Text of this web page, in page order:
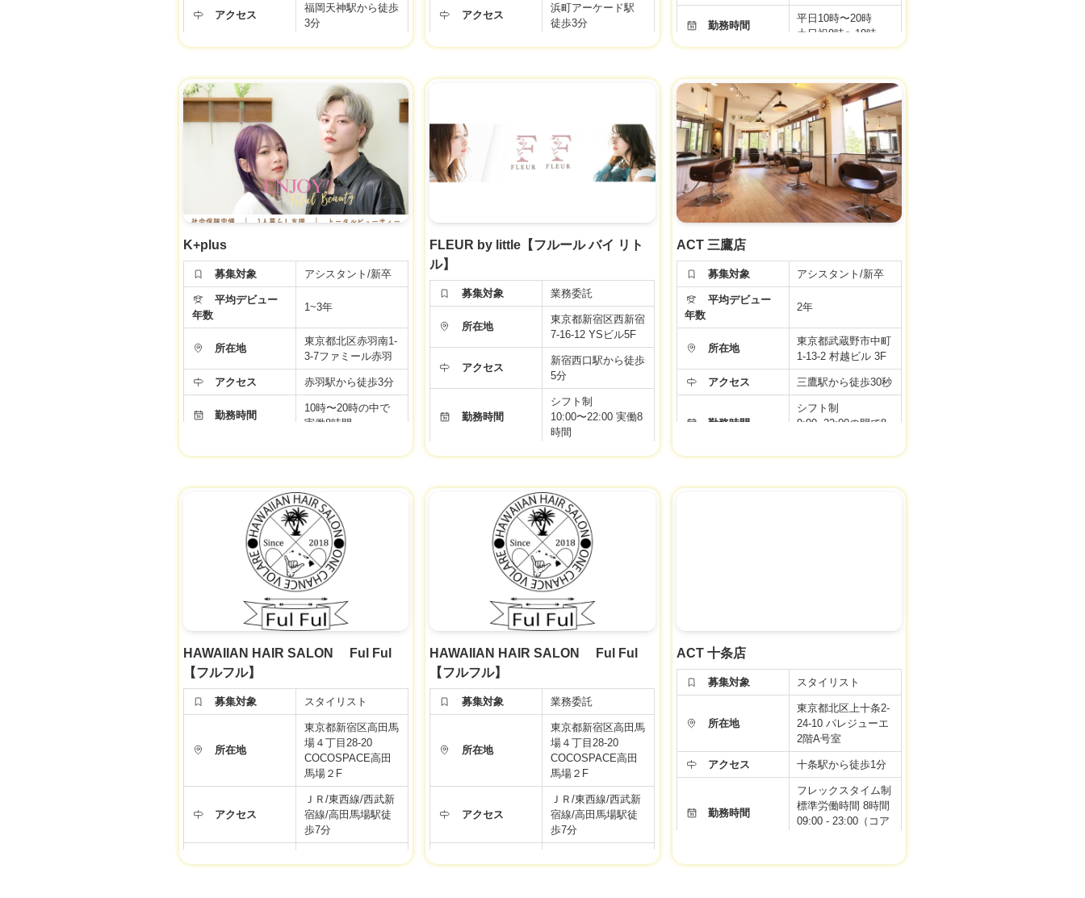
アクセス
福岡天神駅から徒歩
3分
勤務時間 9時〜21時 自由
年間休日 101日
給与
25万円（指名40％
還元）（店販15％）
福利厚生 社会保険完備
労働条件などの内容が最新ではない場合があります。
面接時、事業者様に改めてご確認ください。
アクセス
浜町アーケード駅
徒歩3分
10時〜19時（所定
福利厚生 社会保険完備
労働条件などの内容が最新ではない場合があります。
面接時、事業者様に改めてご確認ください。
勤務時間
平日10時〜20時
土日祝9時〜19時
給与
基本給22万〜＋歩合
福利厚生 社会保険完備
労働条件などの内容が最新ではない場合があります。
面接時、事業者様に改めてご確認ください。
K+plus
募集対象 アシスタント/新卒
平均デビュー
年数
1~3年
所在地
東京都北区赤羽南1-
3-7ファミール赤羽
アクセス 赤羽駅から徒歩3分
勤務時間
10時〜20時の中で
実働8時間
年間休日
給与 21万円
福利厚生
社会保険完備
産前・産後休暇
育児休暇
社宅・家賃補助制度
労働条件などの内容が最新ではない場合があります。
面接時、事業者様に改めてご確認ください。
FLEUR by little【フルール バイ リト
ル】
募集対象 業務委託
所在地
東京都新宿区西新宿
7-16-12 YSビル5F
アクセス
新宿西口駅から徒歩
5分
勤務時間
シフト制
10:00〜22:00 実働8
時間
自由出勤制
働き方はあなた次
第！
<完全歩合>
フリー:40%〜45%
指名 :50%
面貸し:60%
福利厚生
業務委託のため対象
外
面接時、事業者様に改めてご確認ください。
ACT 三鷹店
募集対象 アシスタント/新卒
平均デビュー
年数
2年
所在地
東京都武蔵野市中町
1-13-2 村越ビル 3F
アクセス 三鷹駅から徒歩30秒
勤務時間
シフト制
9:00~22:00の間で8
万円
福利厚生
・社会保険完備（雇
用保険/労災保険/健
康保険/厚生年金）
・通勤手当（社内規
定あり）
・役職手当
・撮影手当
・スタッフ紹介手当
・独立支援制度
り（※参加自由）
HAWAIIAN HAIR SALON Ful Ful
【フルフル】
募集対象 スタイリスト
所在地
東京都新宿区高田馬
場４丁目28-20
COCOSPACE高田
馬場２F
アクセス
ＪＲ/東西線/西武新
宿線/高田馬場駅徒
歩7分
HAWAIIAN HAIR SALON Ful Ful
【フルフル】
募集対象 業務委託
所在地
東京都新宿区高田馬
場４丁目28-20
COCOSPACE高田
馬場２F
アクセス
ＪＲ/東西線/西武新
宿線/高田馬場駅徒
歩7分
ACT 十条店
募集対象 スタイリスト
所在地
東京都北区上十条2-
24-10 パレジューエ
2階A号室
アクセス 十条駅から徒歩1分
勤務時間
フレックスタイム制
標準労働時間 8時間
09:00 - 23:00（コア
105日 完全週休二